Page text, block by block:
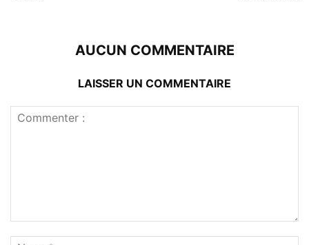
AUCUN COMMENTAIRE
LAISSER UN COMMENTAIRE